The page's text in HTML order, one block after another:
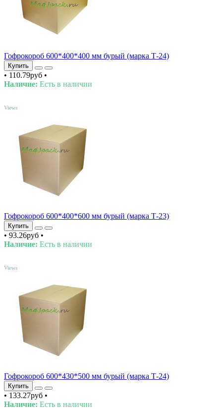
Гофрокороб 600*400*400 мм бурый (марка Т-24)
Купить
• 110.79руб •
Наличие: Есть в наличии
Views
Гофрокороб 600*400*600 мм бурый (марка Т-23)
Купить
• 93.26руб •
Наличие: Есть в наличии
Views
Гофрокороб 600*430*500 мм бурый (марка Т-24)
Купить
• 133.27руб •
Наличие: Есть в наличии